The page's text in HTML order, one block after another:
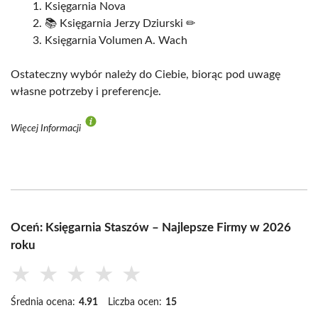
Księgarnia Nova
📚 Księgarnia Jerzy Dziurski ✏
Księgarnia Volumen A. Wach
Ostateczny wybór należy do Ciebie, biorąc pod uwagę
własne potrzeby i preferencje.
Więcej Informacji
Oceń: Księgarnia Staszów – Najlepsze Firmy w 2026
roku
★ ★ ★ ★ ★
Średnia ocena: 4.91 Liczba ocen: 15